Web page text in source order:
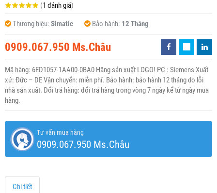
(1 đánh giá)
Thương hiệu: Simatic Bảo hành: 12 Tháng
0909.067.950 Ms.Châu
Mã hàng: 6ED1057-1AA00-0BA0 Hãng sản xuất LOGO! PC : Siemens Xuất
xứ: Đức – DE Vận chuyển: miễn phí. Bảo hành: bảo hành 12 tháng do lỗi
nhà sản xuất. Đổi trả hàng: đổi trả hàng trong vòng 7 ngày kể từ ngày mua
hàng.
Tư vấn mua hàng
0909.067.950 Ms.Châu
Chi tiết